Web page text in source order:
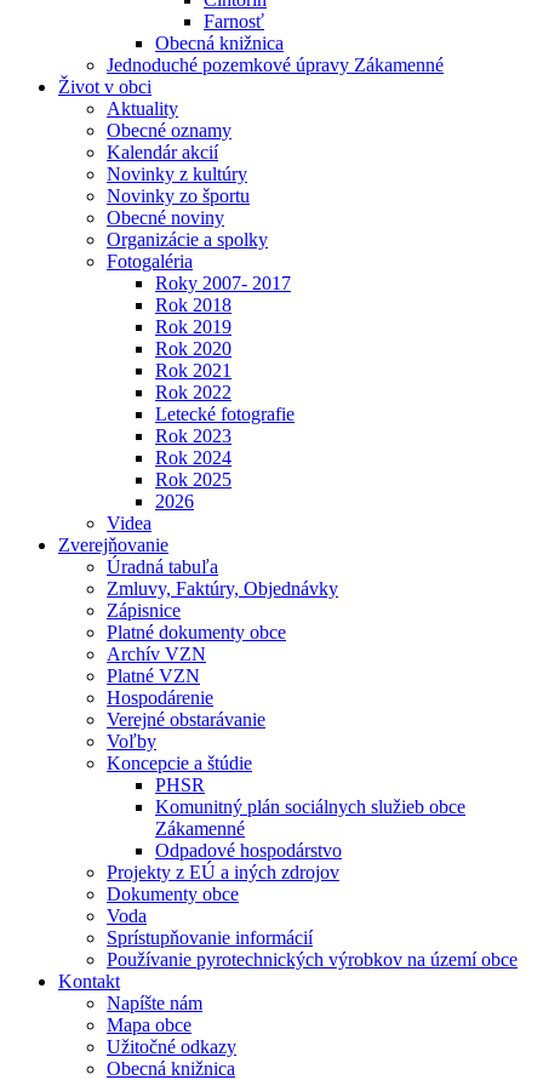
Farnosť
Obecná knižnica
Jednoduché pozemkové úpravy Zákamenné
Život v obci
Aktuality
Obecné oznamy
Kalendár akcií
Novinky z kultúry
Novinky zo športu
Obecné noviny
Organizácie a spolky
Fotogaléria
Roky 2007- 2017
Rok 2018
Rok 2019
Rok 2020
Rok 2021
Rok 2022
Letecké fotografie
Rok 2023
Rok 2024
Rok 2025
2026
Videa
Zverejňovanie
Úradná tabuľa
Zmluvy, Faktúry, Objednávky
Zápisnice
Platné dokumenty obce
Archív VZN
Platné VZN
Hospodárenie
Verejné obstarávanie
Voľby
Koncepcie a štúdie
PHSR
Komunitný plán sociálnych služieb obce
Zákamenné
Odpadové hospodárstvo
Projekty z EÚ a iných zdrojov
Dokumenty obce
Voda
Sprístupňovanie informácií
Používanie pyrotechnických výrobkov na území obce
Kontakt
Napíšte nám
Mapa obce
Užitočné odkazy
Obecná knižnica